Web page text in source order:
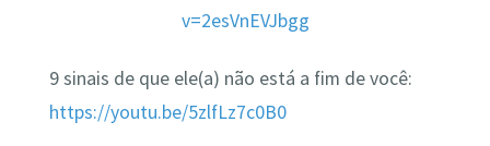
v=2esVnEVJbgg
9 sinais de que ele(a) não está a fim de você:
https://youtu.be/5zlfLz7c0B0